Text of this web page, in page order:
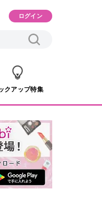
ログイン
クアップ特集